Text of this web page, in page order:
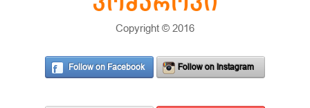
Copyright © 2016
Follow on Facebook Follow on Instagram